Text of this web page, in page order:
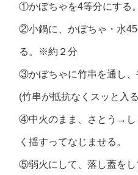
①かぼちゃを4等分にする。
②小鍋に、かぼちゃ・水
る。※約２分
③かぼちゃに竹串を通し、
(竹串が抵抗なくスッと入
④中火のまま、さとう→し
く揺すってなじませる。
⑤弱火にして、落し蓋を